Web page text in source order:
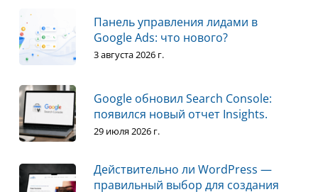
Панель управления лидами в
Google Ads: что нового?
3 августа 2026 г.
Google обновил Search Console:
появился новый отчет Insights.
29 июля 2026 г.
Действительно ли WordPress —
правильный выбор для создания